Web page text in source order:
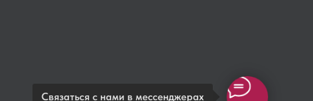
Связаться с нами в мессенджерах